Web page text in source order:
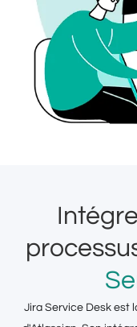
Jira Service Desk est